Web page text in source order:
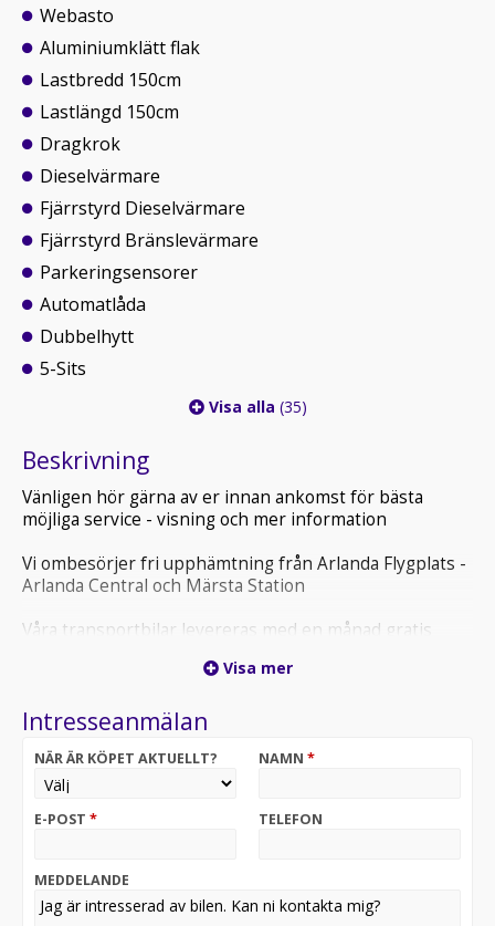
Webasto
Aluminiumklätt flak
Lastbredd 150cm
Lastlängd 150cm
Dragkrok
Dieselvärmare
Fjärrstyrd Dieselvärmare
Fjärrstyrd Bränslevärmare
Parkeringsensorer
Automatlåda
Dubbelhytt
5-Sits
Visa alla (35)
Beskrivning
Vänligen hör gärna av er innan ankomst för bästa
möjliga service - visning och mer information
Vi ombesörjer fri upphämtning från Arlanda Flygplats -
Arlanda Central och Märsta Station
Våra transportbilar levereras med en månad gratis
Vi erbjuder finansieringsalternativ via med möjlighet till
Alla bilar är tillgängliga för export - All cars care
19560 Arlandastad med över 700st Transportbilar på
samma plats
Visa mer
Intresseanmälan
NÄR ÄR KÖPET AKTUELLT? NAMN *
E-POST * TELEFON
MEDDELANDE